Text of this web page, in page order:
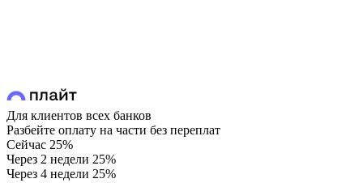
Для клиентов всех банков
Разбейте оплату на части без переплат
Сейчас 25%
Через 2 недели 25%
Через 4 недели 25%